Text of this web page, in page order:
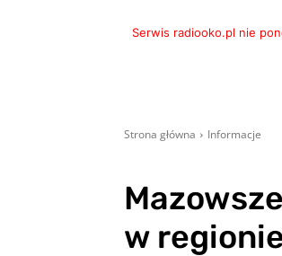
Serwis radiooko.pl nie